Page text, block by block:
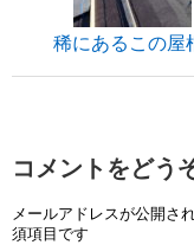
稀にあるこの屋
コメントをどう
メールアドレスが公開さ
須項目です